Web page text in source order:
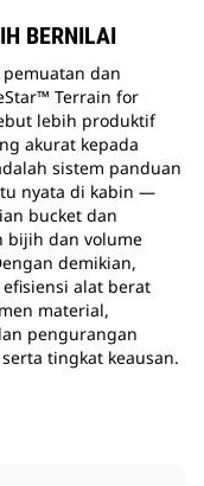
BERNILAI
dan
Terrain for
lebih produktif
akurat kepada
sistem panduan
nyata di kabin —
bucket dan
bijih dan volume
demikian,
alat berat
material,
pengurangan
tingkat keausan.